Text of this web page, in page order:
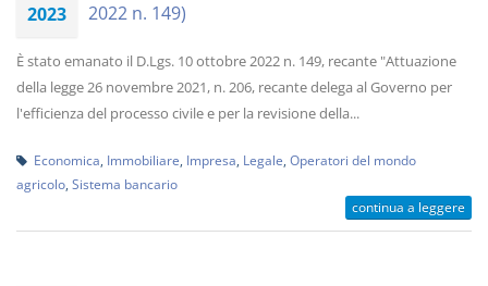
2023
2022 n. 149)
È stato emanato il D.Lgs. 10 ottobre 2022 n. 149, recante "Attuazione
della legge 26 novembre 2021, n. 206, recante delega al Governo per
l'efficienza del processo civile e per la revisione della...
Economica Immobiliare Impresa Legale Operatori del mondo
agricolo Sistema bancario
continua a leggere